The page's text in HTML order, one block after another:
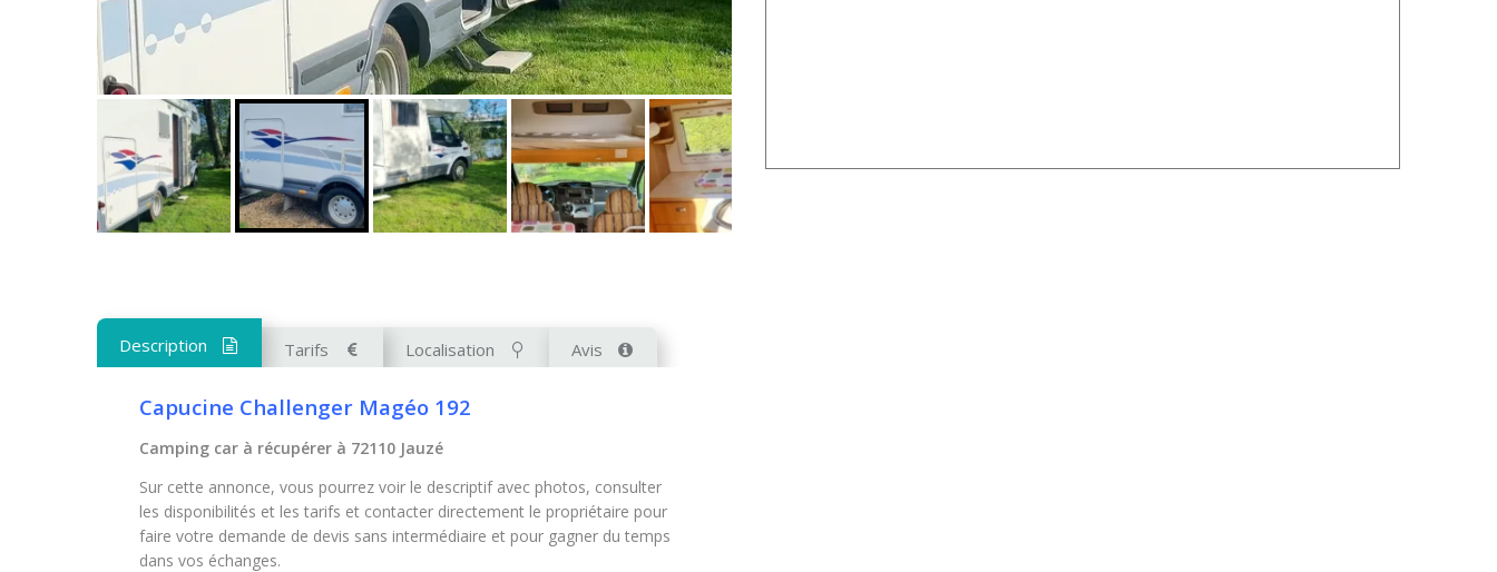
Description Tarifs Localisation Avis
Capucine Challenger Magéo 192
Camping car à récupérer à 72110 Jauzé
Sur cette annonce, vous pourrez voir le descriptif avec photos, consulter
les disponibilités et les tarifs et contacter directement le propriétaire pour
faire votre demande de devis sans intermédiaire et pour gagner du temps
dans vos échanges.